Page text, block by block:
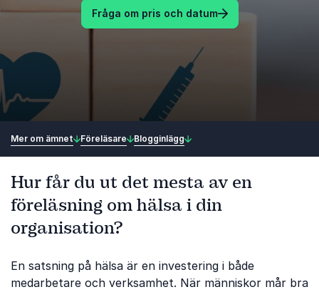
Fråga om pris och datum
Mer om ämnet Föreläsare Blogginlägg
Hur får du ut det mesta av en
föreläsning om hälsa i din
organisation?
En satsning på hälsa är en investering i både
medarbetare och verksamhet. När människor mår bra